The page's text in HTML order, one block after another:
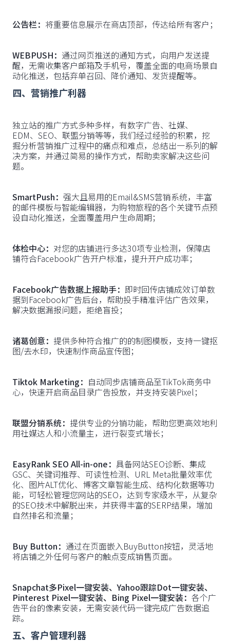
公告栏： 将重要信息展示在商店顶部，传达给所有客户；
WEBPUSH： 通过网页推送的通知方式，向用户发送提
醒，无需收集客户邮箱及手机号，覆盖全面的电商场景自
动化推送，包括弃单召回、降价通知、发货提醒等。
四、营销推广利器
独立站的推广方式多种多样，有数字广告、社媒、
EDM、SEO、联盟分销等等，我们经过经验的积累，挖
掘分析营销推广过程中的痛点和难点，总结出一系列的解
决方案，并通过简易的操作方式，帮助卖家解决这些问
题。
SmartPush： 强大且易用的Email&SMS营销系统，丰富
的邮件模板与智能编辑器，为购物旅程的各个关键节点预
设自动化推送，全面覆盖用户生命周期；
体检中心： 对您的店铺进行多达30项专业检测，保障店
铺符合Facebook广告开户标准，提升开户成功率；
Facebook广告数据上报助手： 即时回传店铺成效订单数
据到Facebook广告后台，帮助投手精准评估广告效果，
解决数据漏报问题，拒绝盲投；
诸葛创意： 提供多种符合推广的的制图模板，支持一键抠
图/去水印，快速制作商品宣传图；
Tiktok Marketing： 自动同步店铺商品至TikTok商务中
心，快速开启商品目录广告投放，并支持安装Pixel；
联盟分销系统： 提供专业的分销功能，帮助您更高效地利
用社媒达人和小流量主，进行裂变式增长；
EasyRank SEO All-in-one： 具备网站SEO诊断、集成
GSC、关键词推荐、可读性检测、URL Meta批量效率优
化、图片ALT优化、博客文章智能生成、结构化数据等功
能，可轻松管理您网站的SEO，达到专家级水平，从复杂
的SEO技术中解脱出来，并获得丰富的SERP结果，增加
自然排名和流量；
Buy Button： 通过在页面嵌入BuyButton按钮，灵活地
将店铺之外任何与客户的触点变成销售页面。
Snapchat多Pixel一键安装、Yahoo跟踪Dot一键安装、
Pinterest Pixel一键安装、Bing Pixel一键安装： 各个广
告平台的像素安装，无需安装代码一键完成广告数据追
踪。
五、客户管理利器